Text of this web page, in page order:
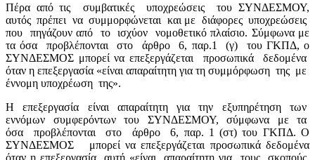
Πέρα από τις
συμβατικές υποχρεώσεις
του ΣΥΝΔΕΣΜΟΥ,
αυτός πρέπει να συμμορφώνεται και με διάφορες υποχρεώσεις
που
πηγάζουν από το ισχύον
νομοθετικό πλαίσιο. Σύμφωνα με
τα όσα
προβλέπονται στο άρθρο 6, παρ.1 (γ)
του ΓΚΠΔ, ο
ΣΥΝΔΕΣΜΟΣ μπορεί να επεξεργάζεται
προσωπικά
δεδομένα
όταν η επεξεργασία «είναι απαραίτητη για τη συμμόρφωση της με
έννομη υποχρέωση της».
Η
επεξεργασία είναι απαραίτητη για την εξυπηρέτηση
των
εννόμων
συμφερόντων του ΣΥΝΔΕΣΜΟΥ, σύμφωνα με
τα
όσα
προβλέπονται στο άρθρο
6, παρ. 1 (στ) του ΓΚΠΔ. Ο
ΣΥΝΔΕΣΜΟΣ
μπορεί να επεξεργάζεται προσωπικά δεδομένα
όταν η επεξεργασία
αυτή «είναι απαραίτητη για τους σκοπούς